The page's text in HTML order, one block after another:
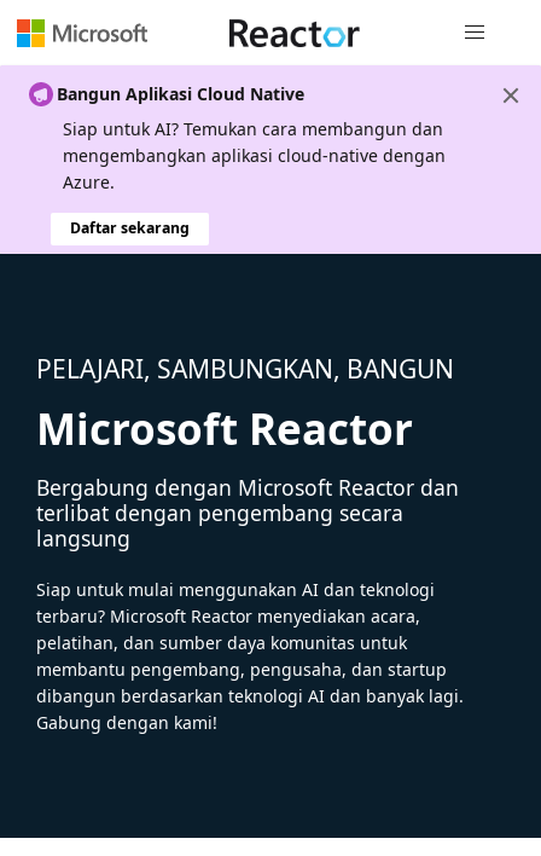
Bangun Aplikasi Cloud Native
Siap untuk AI? Temukan cara membangun dan
mengembangkan aplikasi cloud-native dengan
Azure.
Daftar sekarang
PELAJARI, SAMBUNGKAN, BANGUN
Microsoft Reactor
Bergabung dengan Microsoft Reactor dan
terlibat dengan pengembang secara
langsung
Siap untuk mulai menggunakan AI dan teknologi
terbaru? Microsoft Reactor menyediakan acara,
pelatihan, dan sumber daya komunitas untuk
membantu pengembang, pengusaha, dan startup
dibangun berdasarkan teknologi AI dan banyak lagi.
Gabung dengan kami!